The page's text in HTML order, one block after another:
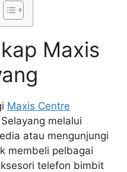
Maxis
Maxis Centre
melalui
atau mengunjungi
membeli pelbagai
telefon bimbit